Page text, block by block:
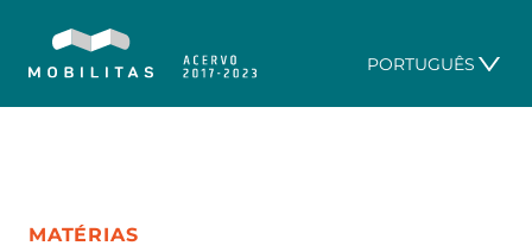
PORTUGUÊS
CATEGORIA:
MATÉRIAS